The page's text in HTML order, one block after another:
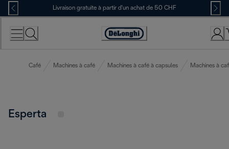
Skip
to
Content
Livraison gratuite à partir d'un achat de 50 CHF
Déclaration
Café Machines à café Machines à café à capsules Machines à
Esperta